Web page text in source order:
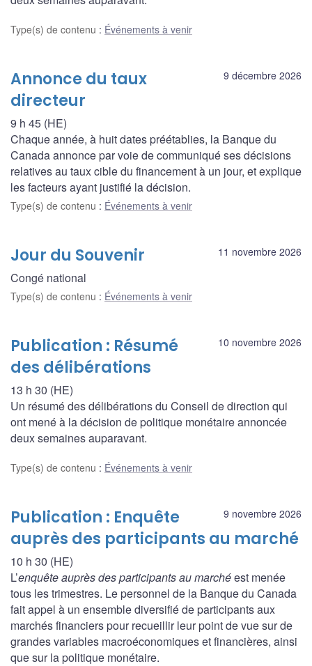
Type(s) de contenu : Événements à venir
9 décembre 2026
Annonce du taux
directeur
9 h 45 (HE)
Chaque année, à huit dates préétablies, la Banque du
Canada annonce par voie de communiqué ses décisions
relatives au taux cible du financement à un jour, et explique
les facteurs ayant justifié la décision.
Type(s) de contenu : Événements à venir
11 novembre 2026
Jour du Souvenir
Congé national
Type(s) de contenu : Événements à venir
10 novembre 2026
Publication : Résumé
des délibérations
13 h 30 (HE)
Un résumé des délibérations du Conseil de direction qui
ont mené à la décision de politique monétaire annoncée
deux semaines auparavant.
Type(s) de contenu : Événements à venir
9 novembre 2026
Publication : Enquête
auprès des participants au marché
10 h 30 (HE)
L’enquête auprès des participants au marchéest menée
tous les trimestres. Le personnel de la Banque du Canada
fait appel à un ensemble diversifié de participants aux
marchés financiers pour recueillir leur point de vue sur de
grandes variables macroéconomiques et financières, ainsi
que sur la politique monétaire.